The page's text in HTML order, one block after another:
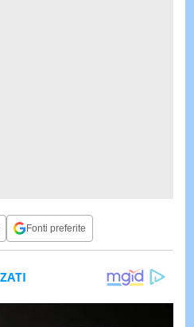
Fonti preferite